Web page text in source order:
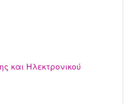
και Ηλεκτρονικού